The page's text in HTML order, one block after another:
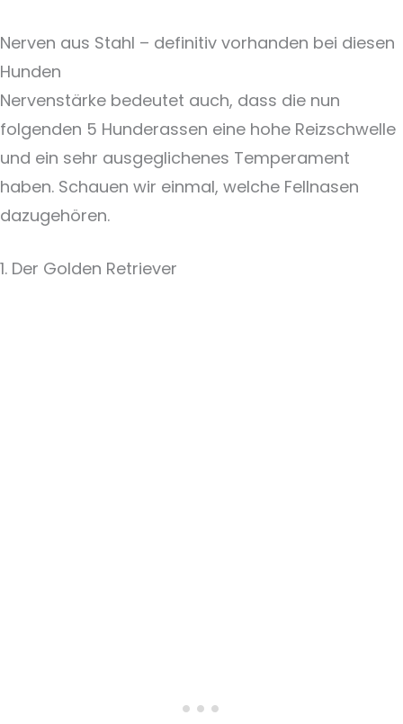
Nerven aus Stahl – definitiv vorhanden bei diesen
Hunden
Nervenstärke bedeutet auch, dass die nun
folgenden 5 Hunderassen eine hohe Reizschwelle
und ein sehr ausgeglichenes Temperament
haben. Schauen wir einmal, welche Fellnasen
dazugehören.
1. Der Golden Retriever